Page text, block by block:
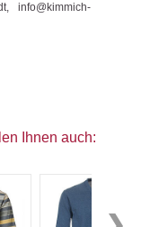
info@kimmich-
Ihnen auch: